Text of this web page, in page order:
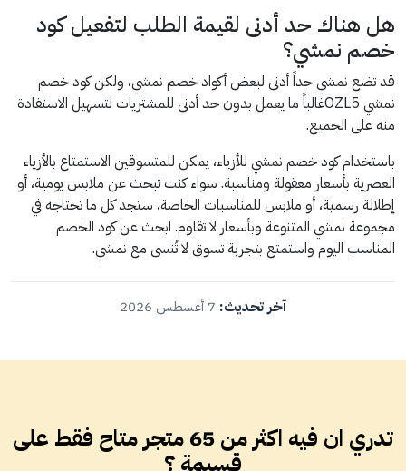
هل هناك حد أدنى لقيمة الطلب لتفعيل كود
خصم نمشي؟
قد تضع نمشي حداً أدنى لبعض أكواد خصم نمشي، ولكن كود خصم
نمشي OZL5غالباً ما يعمل بدون حد أدنى للمشتريات لتسهيل الاستفادة
منه على الجميع.
باستخدام كود خصم نمشي للأزياء، يمكن للمتسوقين الاستمتاع بالأزياء
العصرية بأسعار معقولة ومناسبة. سواء كنت تبحث عن ملابس يومية، أو
إطلالة رسمية، أو ملابس للمناسبات الخاصة، ستجد كل ما تحتاجه في
مجموعة نمشي المتنوعة وبأسعار لا تقاوم. ابحث عن كود الخصم
المناسب اليوم واستمتع بتجربة تسوق لا تُنسى مع نمشي.
آخر تحديث:
تدري ان فيه اكثر من 65 متجر متاح فقط على
قسيمة ؟